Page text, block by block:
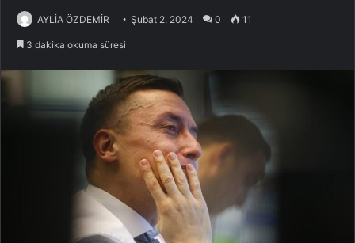
AYLİA ÖZDEMİR Şubat 2, 2024 0 11
3 dakika okuma süresi